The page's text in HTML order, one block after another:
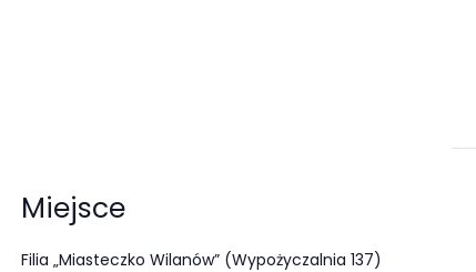
Miejsce
Filia „Miasteczko Wilanów” (Wypożyczalnia 137)